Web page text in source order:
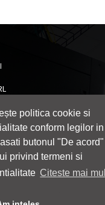
politica cookie si
conform legilor in
butonul "De acord"
privind termeni si
Citeste mai